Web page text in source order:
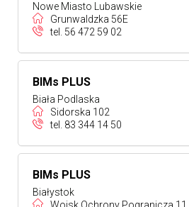
Nowe Miasto Lubawskie
Grunwaldzka 56E
tel. 56 472 59 02
BIMs PLUS
Biała Podlaska
Sidorska 102
tel. 83 344 14 50
BIMs PLUS
Białystok